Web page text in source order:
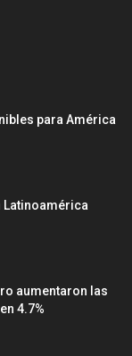
para América
aumentaron las
4.7%